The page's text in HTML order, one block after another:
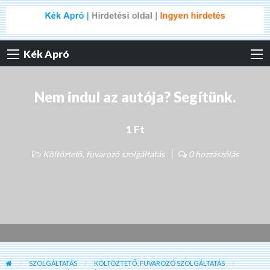
Kék Apró
Nem indul az autója? Segítünk.
1 Ft
Költöztető, fuvarozó szolgáltatás 0 hozzászólás
SZOLGÁLTATÁS
KÖLTÖZTETŐ, FUVAROZÓ SZOLGÁLTATÁS